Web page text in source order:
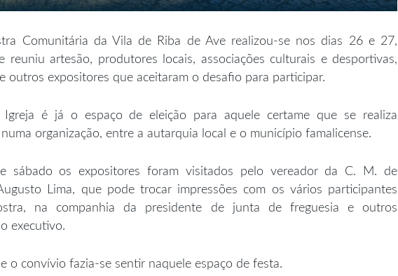
Comunitária da Vila de Riba de Ave realizou-se nos dias 26 e 27,
reuniu artesão, produtores locais, associações culturais e desportivas,
outros expositores que aceitaram o desafio para participar.
é já o espaço de eleição para aquele certame que se realiza
organização, entre a autarquia local e o município famalicense.
sábado os expositores foram visitados pelo vereador da C. M. de
Lima, que pode trocar impressões com os vários participantes
na companhia da presidente de junta de freguesia e outros
executivo.
o convívio fazia-se sentir naquele espaço de festa.